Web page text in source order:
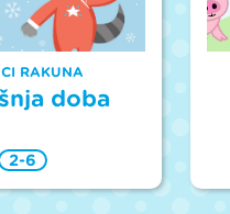
RAKUNA
doba
2-6